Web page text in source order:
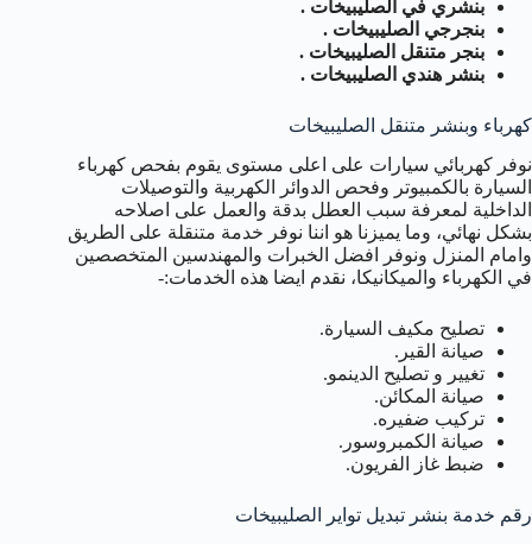
بنشري في الصليبيخات .
بنجرجي الصليبيخات .
بنجر متنقل الصليبيخات .
بنشر هندي الصليبيخات .
كهرباء وبنشر متنقل الصليبيخات
نوفر كهربائي سيارات على اعلى مستوى يقوم بفحص كهرباء
السيارة بالكمبيوتر وفحص الدوائر الكهربية والتوصيلات
الداخلية لمعرفة سبب العطل بدقة والعمل على اصلاحه
بشكل نهائي، وما يميزنا هو اننا نوفر خدمة متنقلة على الطريق
وامام المنزل ونوفر افضل الخبرات والمهندسين المتخصصين
في الكهرباء والميكانيكا، نقدم ايضا هذه الخدمات:-
تصليح مكيف السيارة.
صيانة القير.
تغيير و تصليح الدينمو.
صيانة المكائن.
تركيب ضفيره.
صيانة الكمبروسور.
ضبط غاز الفريون.
رقم خدمة بنشر تبديل تواير الصليبيخات